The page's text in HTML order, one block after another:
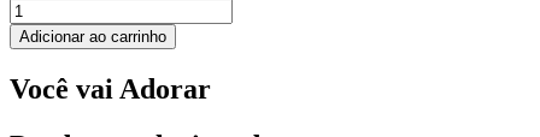
Adicionar ao carrinho
Você vai Adorar